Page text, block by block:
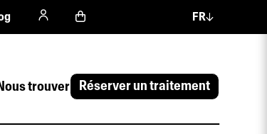
trouver Réserver un traitement
FR